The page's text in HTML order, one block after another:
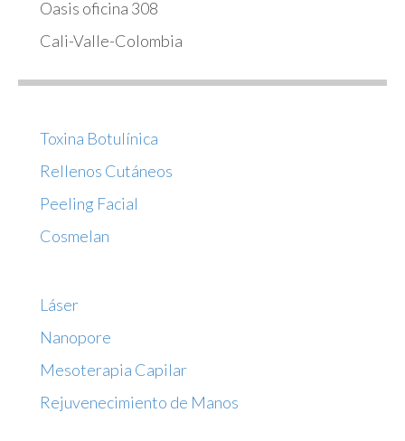
Oasis oficina 308
Cali-Valle-Colombia
Toxina Botulínica
Rellenos Cutáneos
Peeling Facial
Cosmelan
Láser
Nanopore
Mesoterapia Capilar
Rejuvenecimiento de Manos